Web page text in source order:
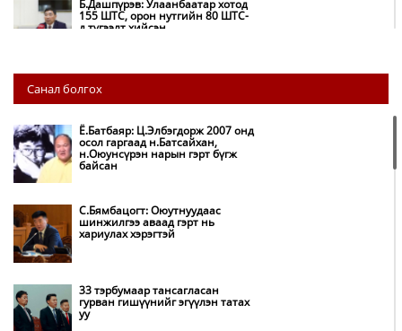
Б.Дашпүрэв: Улаанбаатар хотод
155 ШТС, орон нутгийн 80 ШТС-
д түгээлт хийсэн
НИТХ: Багануур ХК-ийг түшиглэн
нүүрс-пиролизийн үйлдвэр
байгуулж, ирэх оноос хагас кокс
Амаргүй цаг үеийг ирэх
НИТХ-ын төлөөлөгчид COP17
Монгол Улс “COP17”-д “Тал
Санал болгох
Ё.Батбаяр: Ц.Элбэгдорж 2007 онд
осол гаргаад н.Батсайхан,
н.Оюунсүрэн нарын гэрт бүгж
байсан
С.Бямбацогт: Оюутнуудаас
шинжилгээ аваад гэрт нь
хариулах хэрэгтэй
33 тэрбумаар тансагласан
гурван гишүүнийг эгүүлэн татах
уу